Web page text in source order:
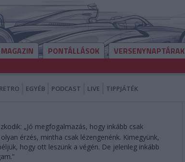
PONTÁLLÁSOK VERSENYNAPTÁRAK
RETRO EGYÉB PODCAST LIVE TIPPJÁTÉK
„Jó megfogalmazás, hogy inkább csak
érzés, mintha csak lézengenénk. Kimegyünk,
hogy ott leszünk a végén. De jelenleg inkább